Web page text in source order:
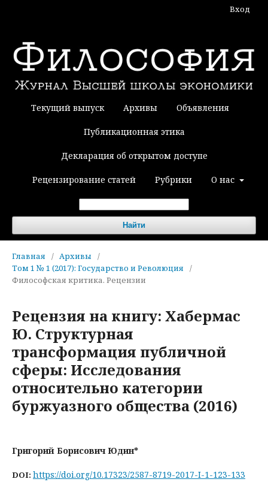
Текущий выпуск Архивы Объявления
Публикационная этика
Декларация об открытом доступе
Рецензирование статей Рубрики О нас
Найти
Вход
Главная / Архивы
/
Том 1 № 1 (2017): Государство и Революция
/
Философская критика. Рецензии
Рецензия на книгу: Хабермас
Ю. Структурная
трансформация публичной
сферы: Исследования
относительно категории
буржуазного общества (2016)
Григорий Борисович Юдин*
DOI: https://doi.org/10.17323/2587-8719-2017-I-1-123-133